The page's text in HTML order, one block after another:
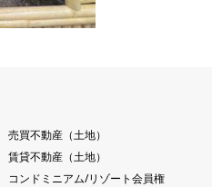
売買不動産（土地）
賃貸不動産（土地）
コンドミニアム/リゾート会員権